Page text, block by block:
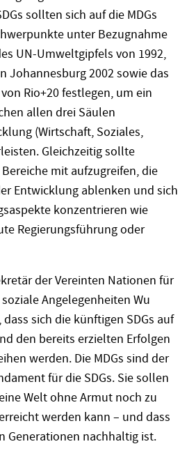
sollten sich auf die MDGs
unter Bezugnahme
UN-Umweltgipfels von 1992,
Johannesburg 2002 sowie das
Rio+20 festlegen, um ein
allen drei Säulen
(Wirtschaft, Soziales,
Gleichzeitig sollte
mit aufzugreifen, die
Entwicklung ablenken und sich
konzentrieren wie
Regierungsführung oder
der Vereinten Nationen für
Angelegenheiten Wu
sich die künftigen SDGs auf
den bereits erzielten Erfolgen
werden. Die MDGs sind der
für die SDGs. Sie sollen
Welt ohne Armut noch zu
werden kann – und dass
Generationen nachhaltig ist.